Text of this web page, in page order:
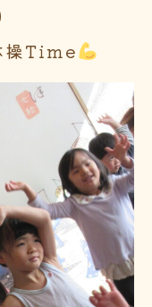
操Time